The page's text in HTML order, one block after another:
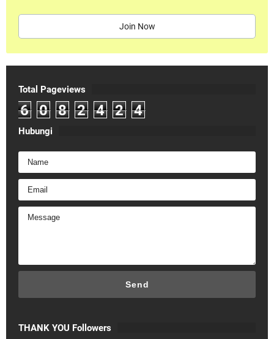
Join Now
Total Pageviews
6 0 8 2 4 2 4
Hubungi
THANK YOU Followers